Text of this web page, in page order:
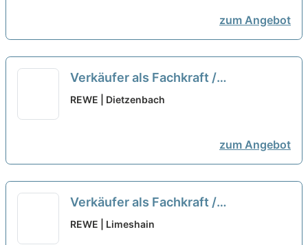
zum Angebot
Verkäufer als Fachkraft /
Quereinsteiger Frischetheke
REWE | Dietzenbach
zum Angebot
Verkäufer als Fachkraft /
Quereinsteiger Frischetheke
REWE | Limeshain